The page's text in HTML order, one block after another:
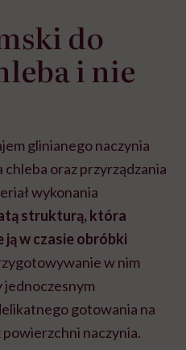
do
i nie
glinianego naczynia
oraz przyrządzania
wykonania
strukturą, która
w czasie obróbki
w nim
jednoczesnym
gotowania na
naczynia.